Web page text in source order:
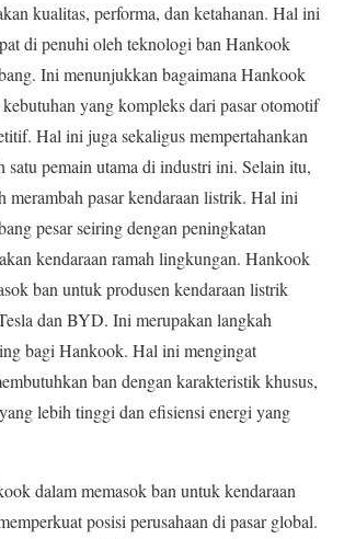
kualitas, performa, dan ketahanan. Hal ini
di penuhi oleh teknologi ban Hankook
Ini menunjukkan bagaimana Hankook
yang kompleks dari pasar otomotif
Hal ini juga sekaligus mempertahankan
satu pemain utama di industri ini. Selain itu,
merambah pasar kendaraan listrik. Hal ini
pesar seiring dengan peningkatan
kendaraan ramah lingkungan. Hankook
ban untuk produsen kendaraan listrik
dan BYD. Ini merupakan langkah
bagi Hankook. Hal ini mengingat
ban dengan karakteristik khusus,
lebih tinggi dan efisiensi energi yang
dalam memasok ban untuk kendaraan
posisi perusahaan di pasar global.